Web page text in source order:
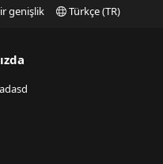
genişlik Türkçe (TR)